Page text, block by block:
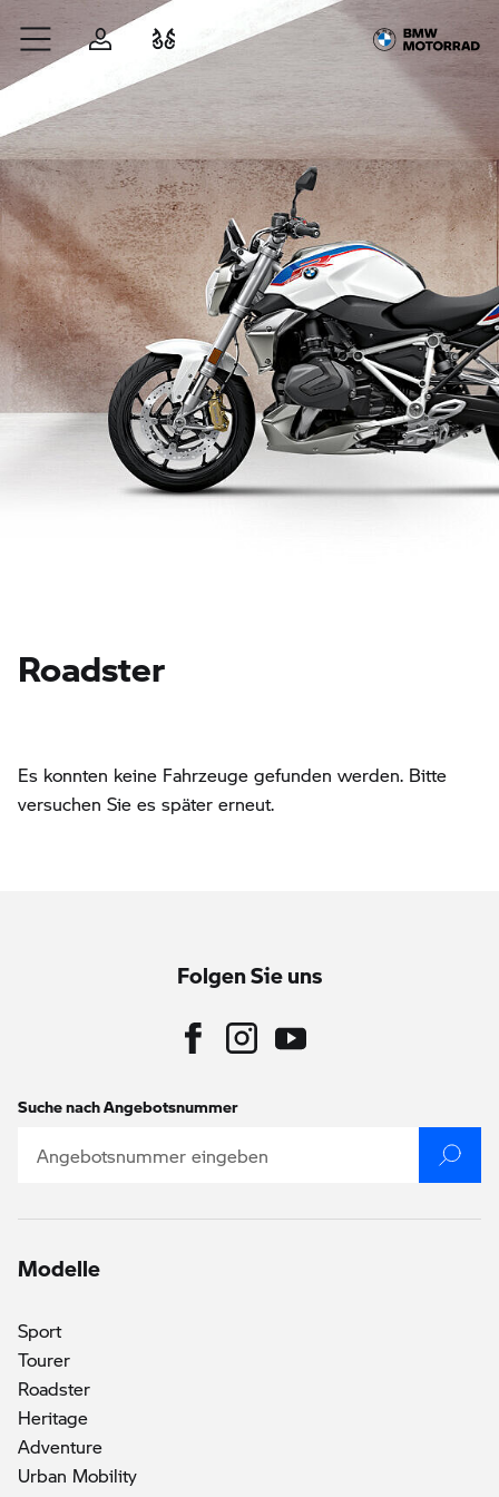
Zum Hauptinhalt springen
AnmeldenFahrzeugvergleich
Roadster
Es konnten keine Fahrzeuge gefunden werden. Bitte
versuchen Sie es später erneut.
Folgen Sie uns
Suche nach Angebotsnummer
Modelle
Sport
Tourer
Roadster()
Heritage
Adventure
Urban Mobility